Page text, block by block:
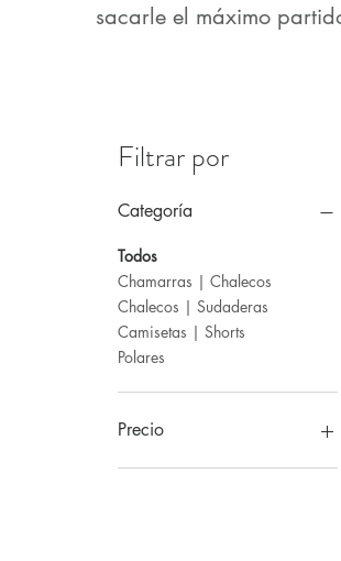
sacarle el máximo
Filtrar por
Categoría
Todos
Chamarras | Chalecos
Chalecos | Sudaderas
Camisetas | Shorts
Polares
Precio